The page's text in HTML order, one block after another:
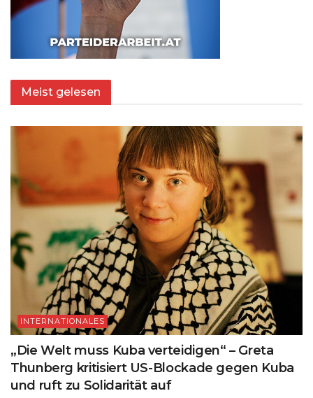
Meist gelesen
INTERNATIONALES
„Die Welt muss Kuba verteidigen“ – Greta
Thunberg kritisiert US-Blockade gegen Kuba
und ruft zu Solidarität auf